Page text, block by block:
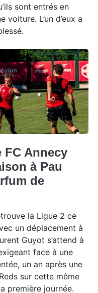
sont entrés en
voiture. L’un d’eux a
FC Annecy
à Pau
de
la Ligue 2 ce
un déplacement à
Guyot s’attend à
face à une
un an après une
sur cette même
première journée.